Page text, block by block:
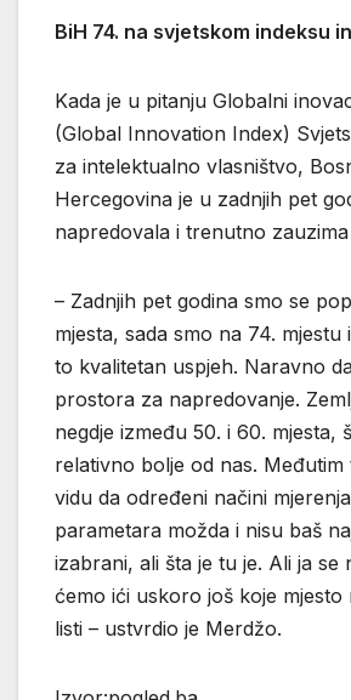
BiH 74. na svjetskom indeksu
Kada je u pitanju Globalni
(Global Innovation Index)
za intelektualno vlasništvo,
Hercegovina je u zadnjih pet
napredovala i trenutno
– Zadnjih pet godina smo se
mjesta, sada smo na 74. mjestu
to kvalitetan uspjeh. Naravno
prostora za napredovanje.
negdje između 50. i 60. mjesta,
relativno bolje od nas. Međutim
vidu da određeni načini
parametara možda i nisu baš
izabrani, ali šta je tu je. Ali ja se
ćemo ići uskoro još koje mjesto
listi – ustvrdio je Merdžo.